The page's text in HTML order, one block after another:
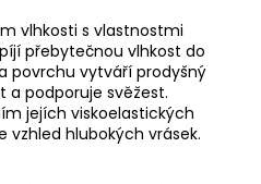
vlhkosti s vlastnostmi
přebytečnou vlhkost do
povrchu vytváří prodyšný
a podporuje svěžest.
jejích viskoelastických
vzhled hlubokých vrásek.